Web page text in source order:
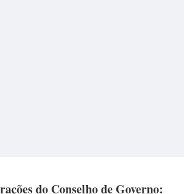
do Conselho de Governo: